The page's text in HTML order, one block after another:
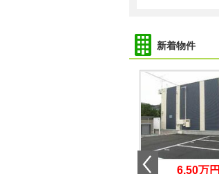
新着物件
6.50万円